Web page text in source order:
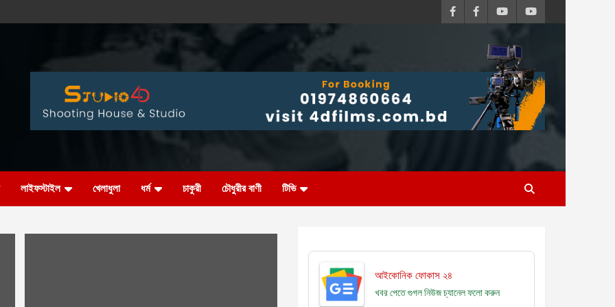
লাইফস্টাইল খেলাধুলা ধর্ম চাকুরী চৌধুরীর বাণী টিভি
আইকোনিক ফোকাস ২৪
খবর পেতে গুগল নিউজ চ্যানেলফলো করুন